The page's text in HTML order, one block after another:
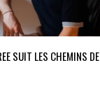
SUIT LES CHEMINS DE